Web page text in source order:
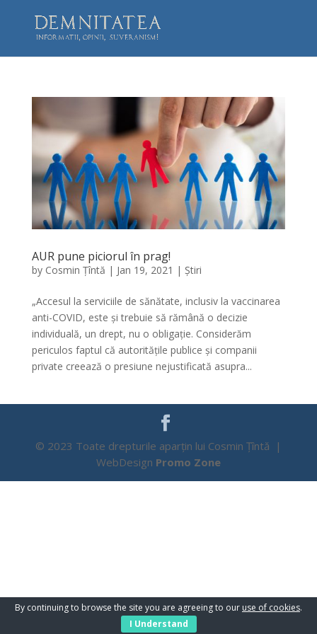
AUR pune piciorul în prag!
by Cosmin Țîntă | Jan 19, 2021 | Știri
„Accesul la serviciile de sănătate, inclusiv la vaccinarea
anti-COVID, este și trebuie să rămână o decizie
individuală, un drept, nu o obligație. Considerăm
periculos faptul că autoritățile publice și companii
private creează o presiune nejustificată asupra...
© 2023 Toate drepturile aparțin lui Cosmin Țîntă |
WebDesign Promo Zone
By continuing to browse the site you are agreeing to our use of cookies.
I Understand